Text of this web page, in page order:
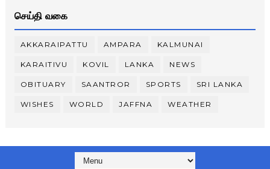
செய்தி வகை
AKKARAIPATTU AMPARA KALMUNAI
KARAITIVU KOVIL LANKA NEWS
OBITUARY SAANTROR SPORTS SRI LANKA
WISHES WORLD JAFFNA WEATHER